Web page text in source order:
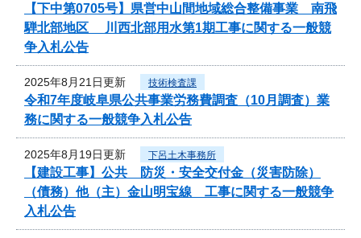
【下中第0705号】県営中山間地域総合整備事業 南飛
騨北部地区 川西北部用水第1期工事に関する一般競
争入札公告
2025年8月21日更新 技術検査課
令和7年度岐阜県公共事業労務費調査（10月調査）業
務に関する一般競争入札公告
2025年8月19日更新 下呂土木事務所
【建設工事】公共 防災・安全交付金（災害防除）
（債務）他（主）金山明宝線 工事に関する一般競争
入札公告